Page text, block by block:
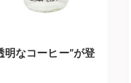
明なコーヒー”が登